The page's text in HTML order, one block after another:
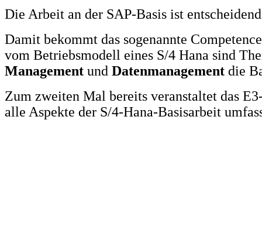
Die Arbeit an der SAP-Basis ist
Damit bekommt das sogenannte
vom Betriebsmodell eines S/4 Hana sind
Management und Datenmanagement die
Zum zweiten Mal bereits veranstaltet das
alle Aspekte der S/4-Hana-Basisarbeit